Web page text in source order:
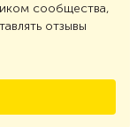
сообщества,
отзывы